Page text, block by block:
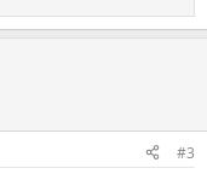
#3